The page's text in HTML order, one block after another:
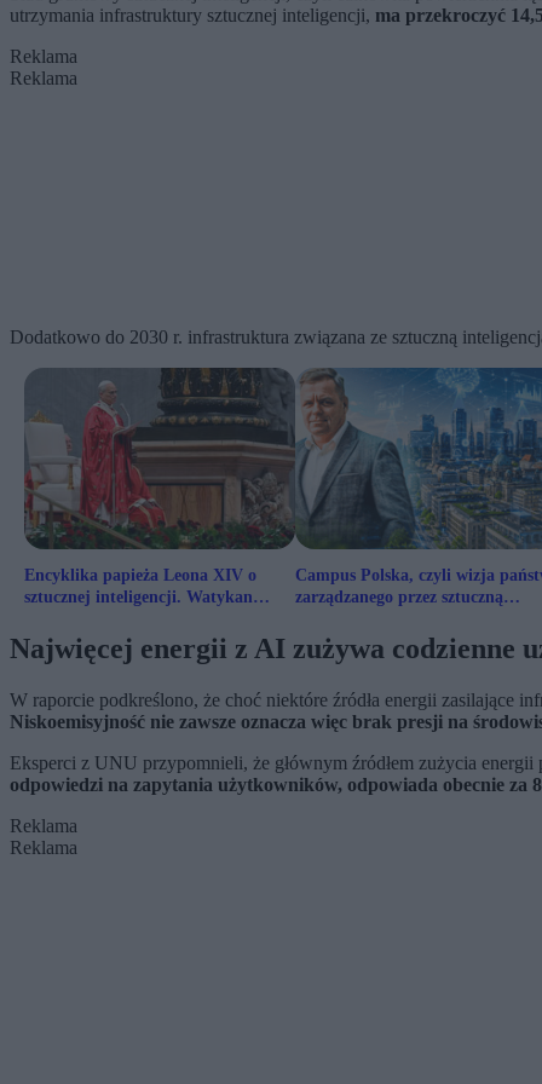
utrzymania infrastruktury sztucznej inteligencji, ma przekroczyć
Reklama
Reklama
Dodatkowo do 2030 r. infrastruktura związana ze sztuczną
Encyklika papieża Leona XIV o
sztucznej inteligencji. Watykan
Campus Polska, czyli wizja
zarządzanego przez sztuczną
Najwięcej energii z AI zużywa codzienne
W raporcie podkreślono, że choć niektóre źródła energii zasilające
Niskoemisyjność nie zawsze oznacza więc brak presji na
Eksperci z UNU przypomnieli, że głównym źródłem zużycia
odpowiedzi na zapytania użytkowników, odpowiada obecnie za
Reklama
Reklama